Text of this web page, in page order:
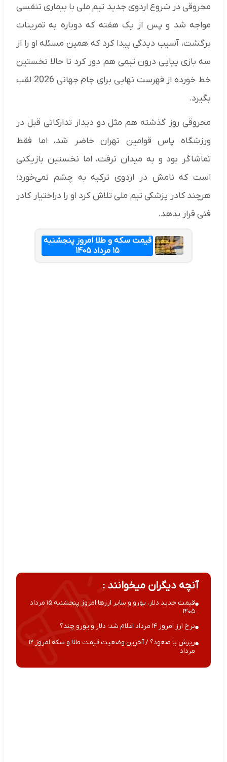
محروقی در شروع اردوی جدید تیم ملی با بیماری تنفسی
مواجه شد و پس از یک هفته که دوباره به تمرینات
برگشت، آسیب دیدگی پیدا کرد که همین مسئله او را از
سه بازی پیاپی درون تیمی هم دور کرد تا حالا نخستین
خط خورده از فهرست نهایی برای جام جهانی 2026 لقب
بگیرد.
محروقی روز گذشته هم مثل دو دیدار تدارکاتی قبل در
ورزشگاه پاس قوامین تهران حاضر شد، اما فقط
تماشاگر بود و به میدان نرفت، اما نخستین بازیکنی
است که نامش در اردوی ترکیه به چشم نمی‌خورد؛
هرچند کادر پزشکی تیم ملی تلاش کرد او را دراختیار کادر
فنی قرار بدهد.
قیمت سکه و طلا امروز پنجشنبه
۱۵ مرداد ۱۴۰۵
آنچه دیگران میخوانند :
قیمت جدید دلار، یورو و سایر ارزها امروز پنجشنبه ۱۵ مرداد
۱۴۰۵
نرخ ارز امروز ۱۴ مرداد اعلام شد؛ دلار و یورو چند؟
ریزش یا صعود؟ / آخرین وضعیت قیمت طلا و سکه امروز ۱۲
مرداد